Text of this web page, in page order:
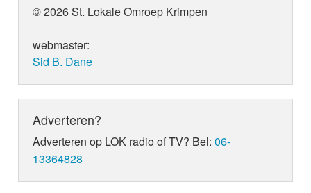
© 2026 St. Lokale Omroep Krimpen
webmaster:
Sid B. Dane
Adverteren?
Adverteren op LOK radio of TV? Bel:06-
13364828